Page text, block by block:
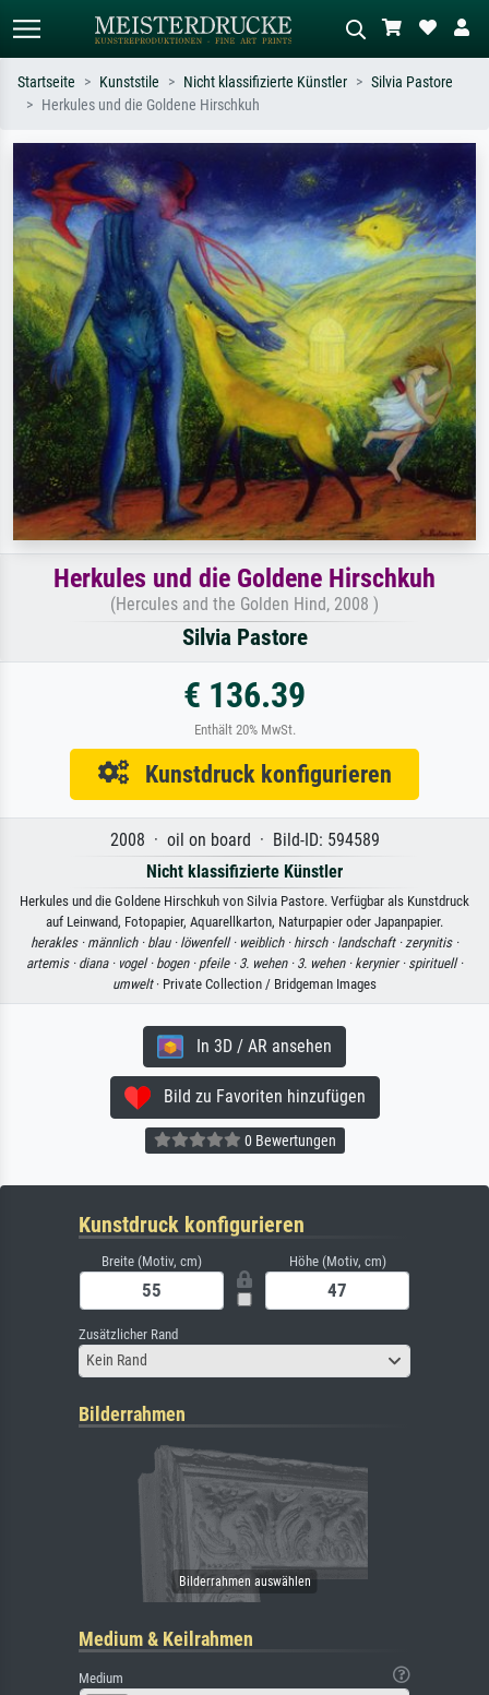
Suchen Sie nach Künstlern, Werktiteln
oder Stilen – z.B. Monet,
Sternennacht, Impressionismus, Welle
Hokusai, Akt.
Beschreiben Sie die Szene – z.B. Grüne
Wiese, Abstrakt mit viel Rot, Dunkles
Ölgemälde, Stehender Akt neben einem
Baum.
Startseite Kunststile Nicht klassifizierte Künstler
Silvia Pastore
Herkules und die Goldene Hirschkuh
Herkules und die Goldene Hirschkuh
(Hercules and the Golden Hind, 2008 )
Silvia Pastore
€ 136.39
Enthält 20% MwSt.
Kunstdruck konfigurieren
2008 · oil on board · Bild-ID: 594589
Nicht klassifizierte Künstler
Herkules und die Goldene Hirschkuh von Silvia Pastore. Verfügbar als Kunstdruck
auf Leinwand, Fotopapier, Aquarellkarton, Naturpapier oder Japanpapier.
herakles · männlich · blau · löwenfell · weiblich · hirsch · landschaft · zerynitis ·
artemis · diana · vogel · bogen · pfeile · 3. wehen · 3. wehen · kerynier · spirituell ·
umwelt· Private Collection / Bridgeman Images
In 3D / AR ansehen
Bild zu Favoriten hinzufügen
0 Bewertungen
Kunstdruck konfigurieren
Breite (Motiv, cm) Höhe (Motiv, cm)
Zusätzlicher Rand
Kein Rand
Bilderrahmen
Medium & Keilrahmen
Medium